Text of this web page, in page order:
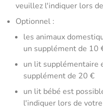
veuillez l'indiquer lors
Optionnel :
les animaux
un supplément de 10
un lit supplémentaire
supplément de 20 €
un lit bébé est
l'indiquer lors de